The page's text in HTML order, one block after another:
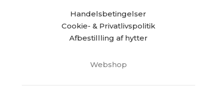
Handelsbetingelser
Cookie- & Privatlivspolitik
Afbestillling af hytter
Webshop